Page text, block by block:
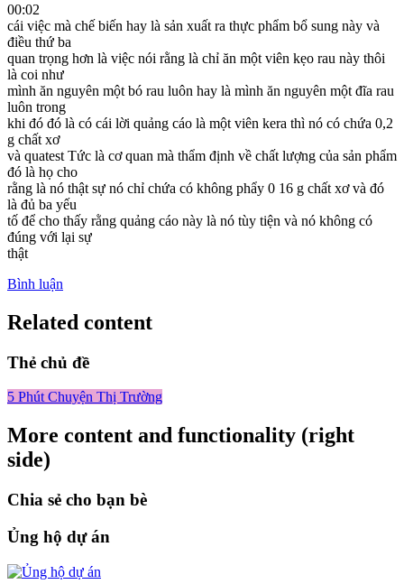
00:02
cái việc mà chế biến hay là sản xuất ra thực phẩm bổ sung này và
điều thứ ba
quan trọng hơn là việc nói rằng là chỉ ăn một viên kẹo rau này thôi
là coi như
mình ăn nguyên một bó rau luôn hay là mình ăn nguyên một đĩa rau
luôn trong
khi đó đó là có cái lời quảng cáo là một viên kera thì nó có chứa 0,2
g chất xơ
và quatest Tức là cơ quan mà thẩm định về chất lượng của sản phẩm
đó là họ cho
rằng là nó thật sự nó chỉ chứa có không phẩy 0 16 g chất xơ và đó
là đủ ba yếu
tố để cho thấy rằng quảng cáo này là nó tùy tiện và nó không có
đúng với lại sự
thật
Bình luận
Related content
Thẻ chủ đề
5 Phút Chuyện Thị Trường
More content and functionality (right
side)
Chia sẻ cho bạn bè
Ủng hộ dự án